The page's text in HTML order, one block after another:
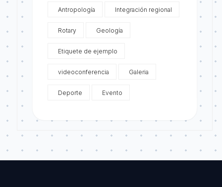
Antropología Integración regional
Rotary Geología
Etiquete de ejemplo
videoconferencia Galeria
Deporte Evento